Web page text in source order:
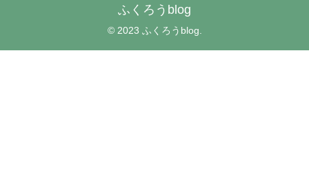
ふくろうblog
© 2023 ふくろうblog.